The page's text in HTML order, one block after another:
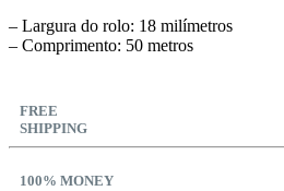
– Largura do rolo: 18 milímetros
– Comprimento: 50 metros
FREE
SHIPPING
100% MONEY